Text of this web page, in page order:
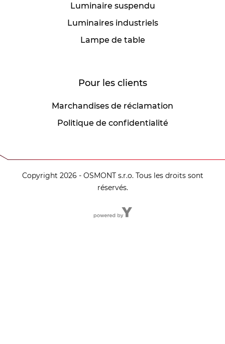
Luminaire suspendu
Luminaires industriels
Lampe de table
Pour les clients
Marchandises de réclamation
Politique de confidentialité
Copyright 2026 - OSMONT s.r.o. Tous les droits sont
réservés.